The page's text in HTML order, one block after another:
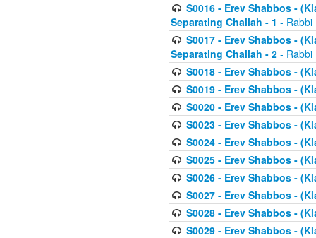
S0016 - Erev Shabbos -
Separating Challah - 1 - Rabbi
S0017 - Erev Shabbos -
Separating Challah - 2 - Rabbi
S0018 - Erev Shabbos -
S0019 - Erev Shabbos -
S0020 - Erev Shabbos -
S0023 - Erev Shabbos -
S0024 - Erev Shabbos -
S0025 - Erev Shabbos -
S0026 - Erev Shabbos -
S0027 - Erev Shabbos -
S0028 - Erev Shabbos -
S0029 - Erev Shabbos -